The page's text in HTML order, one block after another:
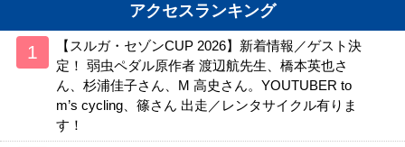
アクセスランキング
【スルガ・セゾンCUP 2026】新着情報／ゲスト決
定！ 弱虫ペダル原作者 渡辺航先生、橋本英也さ
ん、杉浦佳子さん、M 高史さん。YOUTUBER to
m’s cycling、篠さん 出走／レンタサイクル有りま
す！